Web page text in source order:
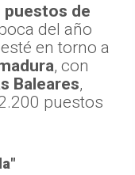
puestos de
del año
en torno a
, con
Baleares,
puestos